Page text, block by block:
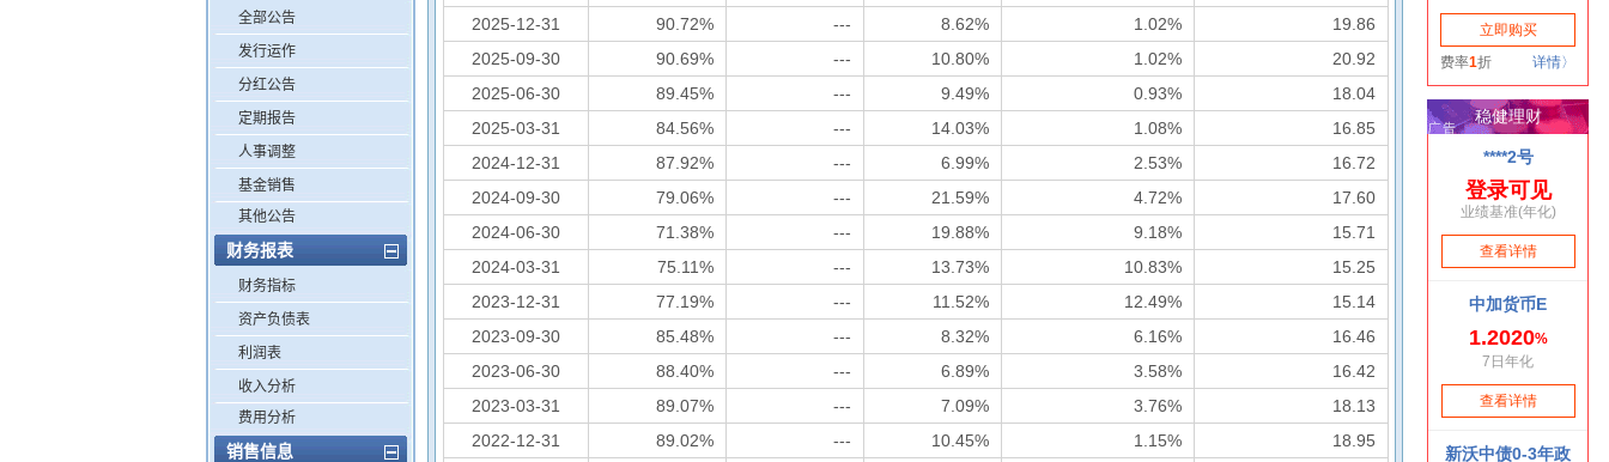
全部公告
发行运作
分红公告
定期报告
人事调整
基金销售
其他公告
财务报表
财务指标
资产负债表
利润表
收入分析
费用分析
销售信息
2025-12-31
90.72% --- 8.62% 1.02%
19.86
2025-09-30
90.69% --- 10.80% 1.02%
20.92
2025-06-30
89.45% --- 9.49% 0.93%
18.04
2025-03-31
84.56% --- 14.03% 1.08%
16.85
2024-12-31
87.92% --- 6.99% 2.53%
16.72
2024-09-30
79.06% --- 21.59% 4.72%
17.60
2024-06-30
71.38% --- 19.88% 9.18%
15.71
2024-03-31
75.11% --- 13.73% 10.83%
15.25
2023-12-31
77.19% --- 11.52% 12.49%
15.14
2023-09-30
85.48% --- 8.32% 6.16%
16.46
2023-06-30
88.40% --- 6.89% 3.58%
16.42
2023-03-31
89.07% --- 7.09% 3.76%
18.13
2022-12-31
89.02% --- 10.45% 1.15%
18.95